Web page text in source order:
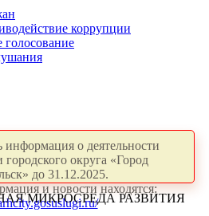
коррупции
информация о деятельности
округа «Город
до 31.12.2025.
и новости находятся:
МИКРОСРЕДА РАЗВИТИЯ